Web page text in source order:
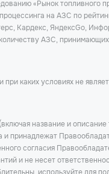
«Рынок топливного
на АЗС по
Кардекс, ЯндексGo,
АЗС,
каких условиях не
название и описание
и принадлежат
согласия
и не несет
используйте для